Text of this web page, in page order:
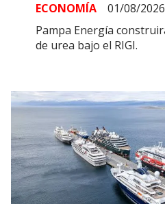
ECONOMÍA
01/08/2026
Pampa Energía
de urea bajo el RIGI.